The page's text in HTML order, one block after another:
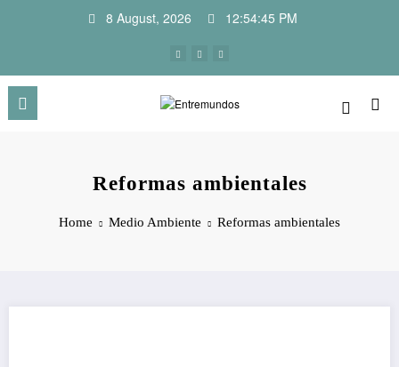
8 August, 2026 12:54:45 PM
Reformas ambientales
Home Medio Ambiente Reformas ambientales